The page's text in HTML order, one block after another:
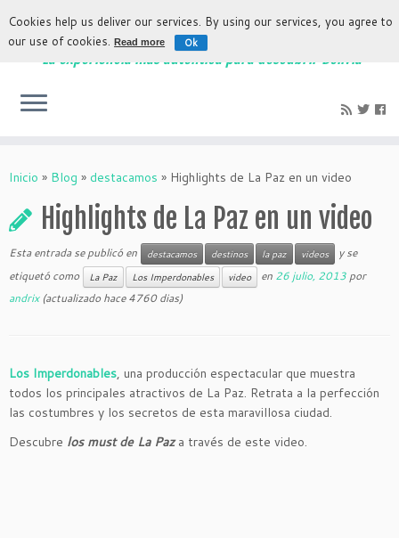
La experiencia más auténtica para descubrir Bolivia
Inicio » Blog » destacamos » Highlights de La Paz en un video
Highlights de La Paz en un video
Esta entrada se publicó en destacamos destinos la paz videos
y se
etiquetó como
La Paz Los Imperdonables video en 26 julio, 2013 por
andrix(actualizado hace 4760 dias)
Los Imperdonables, una producción espectacular que muestra
todos los principales atractivos de La Paz. Retrata a la perfección
las costumbres y los secretos de esta maravillosa ciudad.
Descubre los must de La Paz a través de este video.
Cookies help us deliver our services. By using our services, you agree to
our use of cookies.Read more Ok